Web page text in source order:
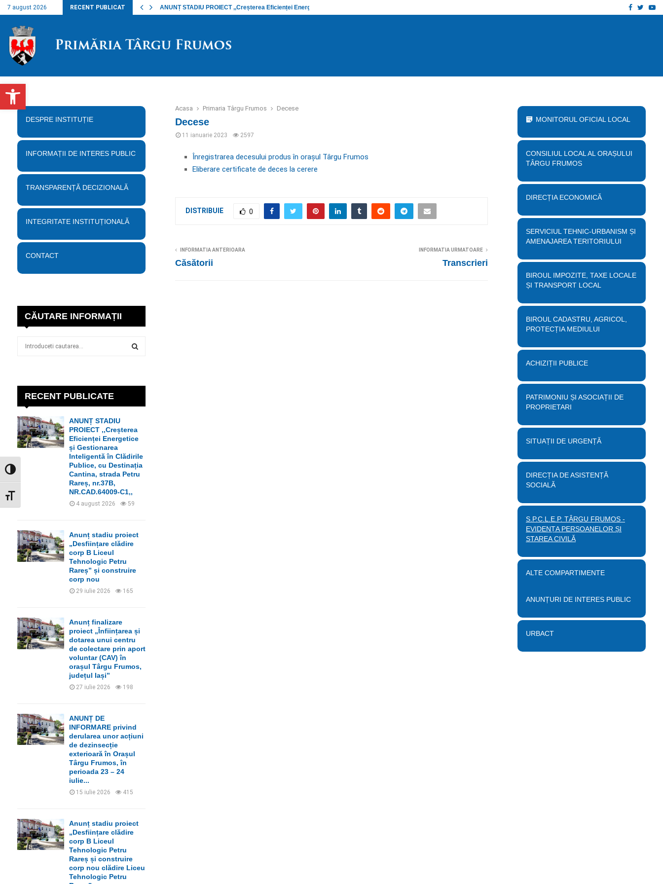
Deschide bara de unelte
GLISOR NIVEL CONTRAST
GLISOR MĂRIME FONT
7 august 2026 RECENT PUBLICAT
lucrărilor… ANUNȚ STADIU PROIECT ,,Creșterea Eficienței Energetice și… Facebook
Acasa Primaria Târgu Frumos Decese
Decese
11 ianuarie 2023 2597
Înregistrarea decesului produs în orașul Târgu Frumos
Eliberare certificate de deces la cerere
DISTRIBUIE 0
INFORMATIA ANTERIOARA
Căsătorii
INFORMATIA URMATOARE
Transcrieri
DESPRE INSTITUȚIE
INFORMAȚII DE INTERES PUBLIC
TRANSPARENȚĂ DECIZIONALĂ
INTEGRITATE INSTITUȚIONALĂ
CONTACT
CĂUTARE INFORMAȚII
r
:
E
A
H
RECENT PUBLICATE
ANUNȚ STADIU
PROIECT ,,Creșterea
Eficienței Energetice
și Gestionarea
Inteligentă în Clădirile
Publice, cu Destinația
Cantina, strada Petru
Rareș, nr.37B,
NR.CAD.64009-C1,,
4 august 2026 59
Anunț stadiu proiect
„Desființare clădire
corp B Liceul
Tehnologic Petru
Rareș” și construire
corp nou
29 iulie 2026 165
Anunț finalizare
proiect „Înființarea și
dotarea unui centru
de colectare prin aport
voluntar (CAV) în
orașul Târgu Frumos,
județul Iași”
27 iulie 2026 198
ANUNȚ DE
INFORMARE privind
derularea unor acțiuni
de dezinsecție
exterioară în Orașul
Târgu Frumos, în
perioada 23 – 24
iulie...
15 iulie 2026 415
Anunț stadiu proiect
„Desființare clădire
corp B Liceul
Tehnologic Petru
Rareș și construire
corp nou clădire Liceu
Tehnologic Petru
MONITORUL OFICIAL LOCAL
CONSILIUL LOCAL AL ORAȘULUI
TÂRGU FRUMOS
DIRECȚIA ECONOMICĂ
SERVICIUL TEHNIC-URBANISM ȘI
AMENAJAREA TERITORIULUI
BIROUL IMPOZITE, TAXE LOCALE
ȘI TRANSPORT LOCAL
BIROUL CADASTRU, AGRICOL,
PROTECȚIA MEDIULUI
ACHIZIȚII PUBLICE
PATRIMONIU ȘI ASOCIAȚII DE
PROPRIETARI
SITUAȚII DE URGENȚĂ
DIRECȚIA DE ASISTENȚĂ
SOCIALĂ
S.P.C.L.E.P. TÂRGU FRUMOS -
EVIDENȚA PERSOANELOR ȘI
STAREA CIVILĂ
ALTE COMPARTIMENTE
ANUNȚURI DE INTERES PUBLIC
URBACT